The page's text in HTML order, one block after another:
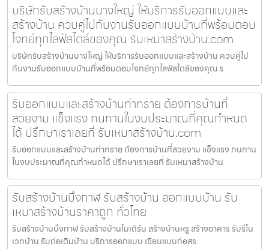
บริษัทรับสร้างบ้านบางใหญ่ ให้บริการรับออกแบบและ
สร้างบ้าน ควบคู่ไปกับงานรับออกแบบบ้านที่พร้อมตอบ
โจทย์ทุกไลฟ์สไตล์ของคุณ รับเหมาสร้างบ้าน.com
บริษัทรับสร้างบ้านบางใหญ่ ให้บริการรับออกแบบและสร้างบ้าน ควบคู่ไป
กับงานรับออกแบบบ้านที่พร้อมตอบโจทย์ทุกไลฟ์สไตล์ของคุณ ร
รับออกแบบและสร้างบ้านท่าทราย ต้องการบ้านที่
สวยงาม แข็งแรง ทนทานในงบประมาณที่คุณกำหนด
ได้ ปรึกษาเราเลยที่ รับเหมาสร้างบ้าน.com
รับออกแบบและสร้างบ้านท่าทราย ต้องการบ้านที่สวยงาม แข็งแรง ทนทาน
ในงบประมาณที่คุณกำหนดได้ ปรึกษาเราเลยที่ รับเหมาสร้างบ้าน
รับสร้างบ้านบึงกาฬ รับสร้างบ้าน ออกแบบบ้าน รับ
เหมาสร้างบ้านราคาถูก ทั่วไทย
รับสร้างบ้านบึงกาฬ รับสร้างบ้านโมเดิร์น สร้างบ้านหรู สร้างอาคาร รับรีโน
เวทบ้าน รับต่อเติมบ้าน บริการออกแบบ เขียนแบบก่อสร